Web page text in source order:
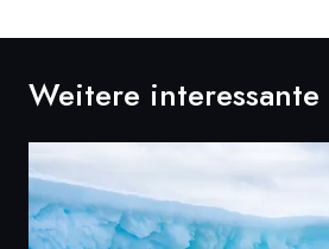
Weitere